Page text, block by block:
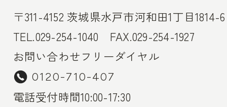
〒311-4152 茨城県水戸市河和田1丁目1814-6
TEL.029-254-1040 FAX.029-254-1927
お問い合わせフリーダイヤル
0120-710-407
電話受付時間10:00-17:30